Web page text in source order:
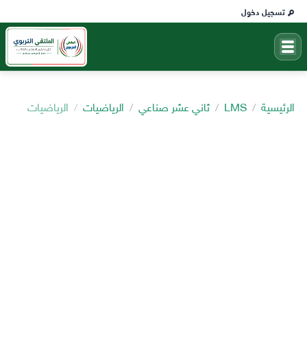
تسجيل دخول
الرئيسية LMS ثاني عشر صناعي الرياضيات الرياضيات